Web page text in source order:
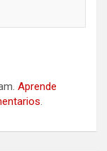
Aprende
.